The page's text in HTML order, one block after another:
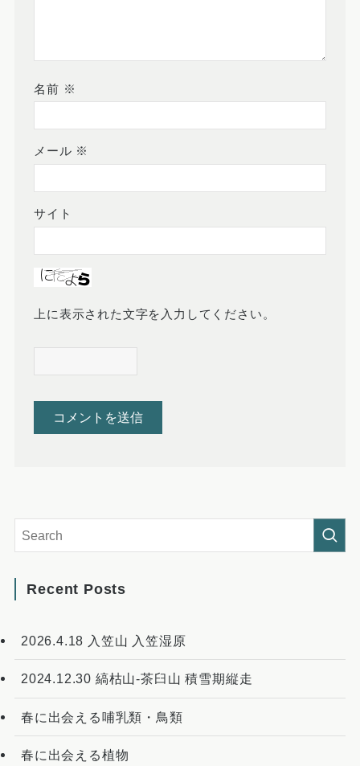
名前 ※
メール ※
サイト
上に表示された文字を入力してください。
Recent Posts
2026.4.18 入笠山 入笠湿原
2024.12.30 縞枯山-茶臼山 積雪期縦走
春に出会える哺乳類・鳥類
春に出会える植物